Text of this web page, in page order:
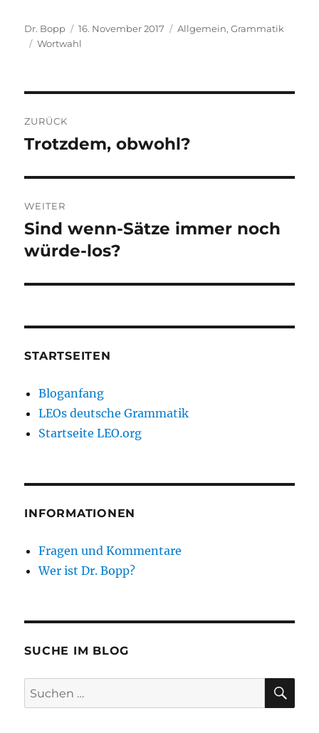
Autor
Dr. Bopp
Veröffentlicht
am
16. November 2017 Kategorien
Allgemein,Grammatik
Schlagwörter
Wortwahl
ZURÜCK
Vorheriger
Trotzdem, obwohl?
WEITER
Nächster
Beitrag:
Sind wenn-Sätze immer noch
würde-los?
STARTSEITEN
Bloganfang
LEOs deutsche Grammatik
Startseite LEO.org
INFORMATIONEN
Fragen und Kommentare
Wer ist Dr. Bopp?
SUCHE IM BLOG
Suchen
nach: